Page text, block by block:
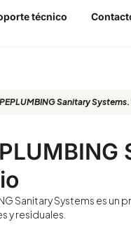
técnico
Sanitary
Sanitary Systems es
y residuales.